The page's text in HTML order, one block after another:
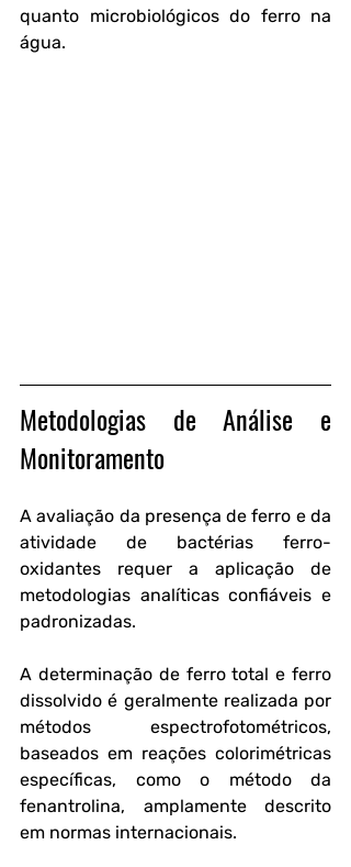
quanto microbiológicos do ferro na
água.
Metodologias de Análise e
Monitoramento
A avaliação da presença de ferro e da
atividade de bactérias ferro-
oxidantes requer a aplicação de
metodologias analíticas confiáveis e
padronizadas.
A determinação de ferro total e ferro
dissolvido é geralmente realizada por
métodos espectrofotométricos,
baseados em reações colorimétricas
específicas, como o método da
fenantrolina, amplamente descrito
em normas internacionais.